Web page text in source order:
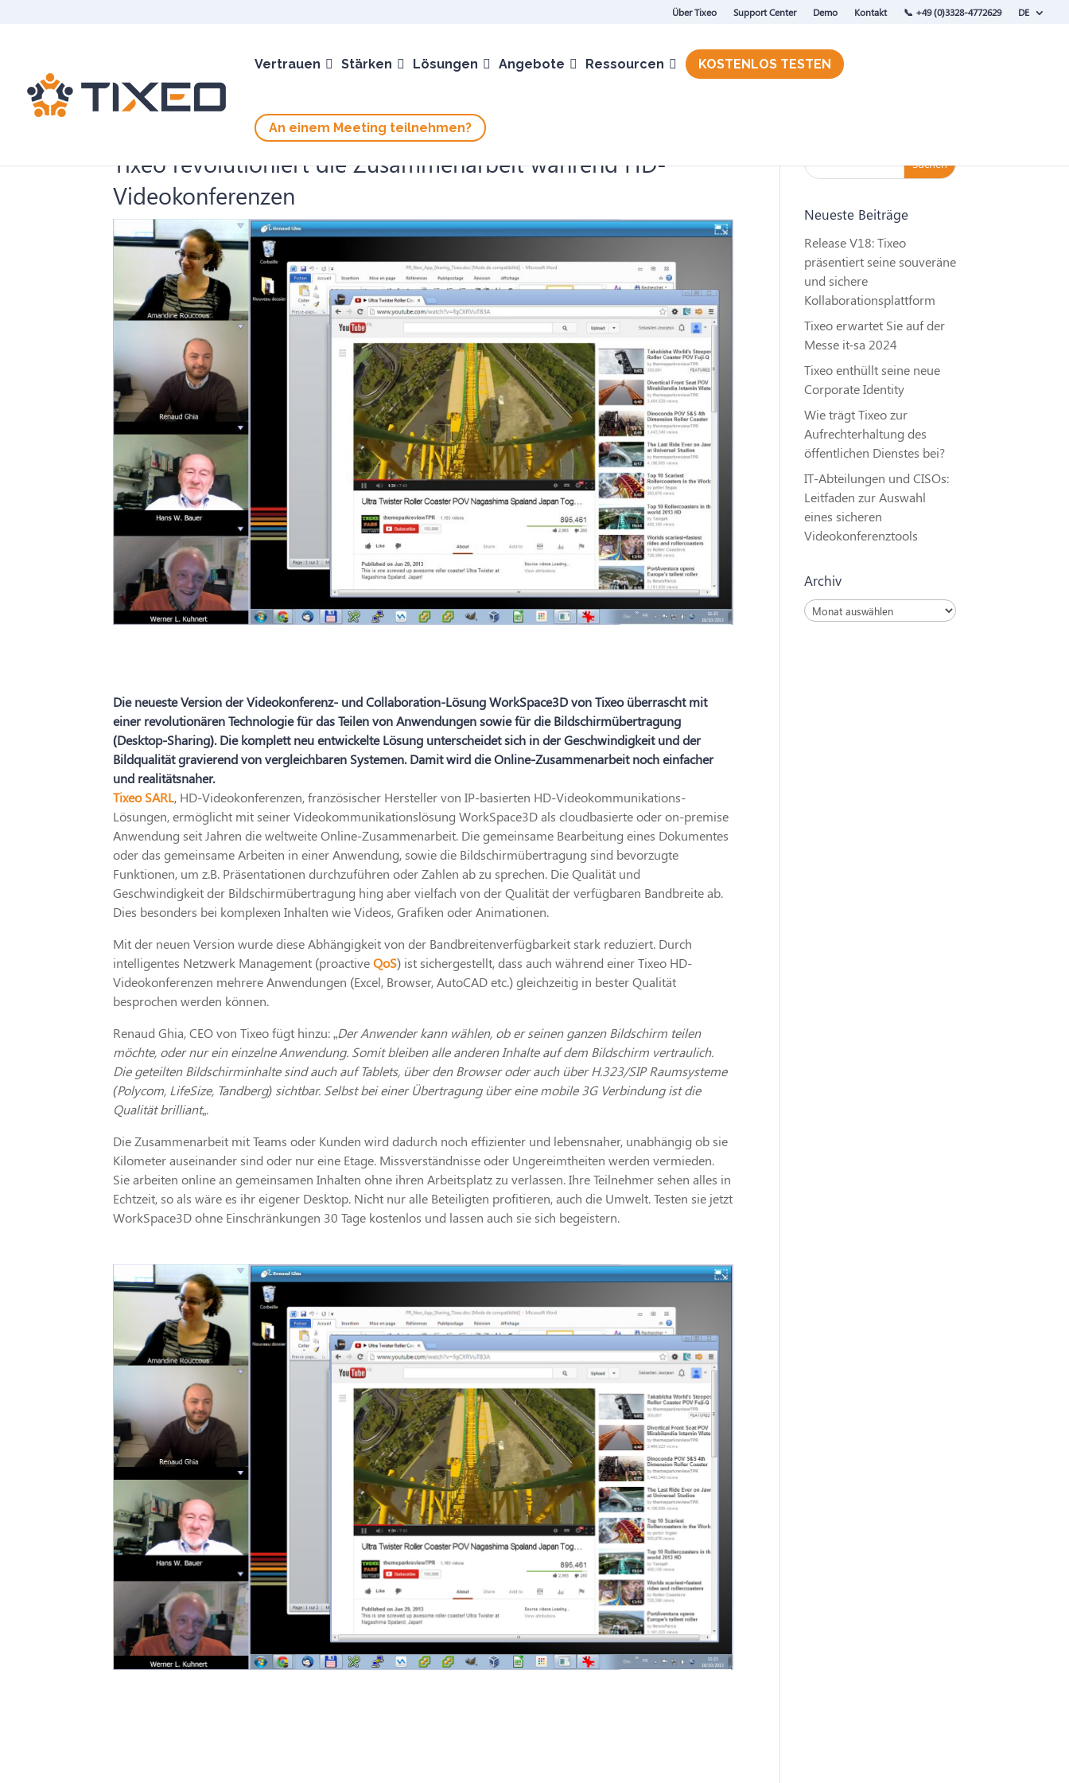
Über Tixeo Support Center Demo Kontakt ‭📞 +49 (0)3328-4772629 DE
Vertrauen Stärken Lösungen Angebote Ressourcen KOSTENLOS TESTEN
An einem Meeting teilnehmen?
Tixeo revolutioniert die Zusammenarbeit während HD-
Videokonferenzen
Die neueste Version der Videokonferenz- und Collaboration-Lösung WorkSpace3D von Tixeo überrascht mit
einer revolutionären Technologie für das Teilen von Anwendungen sowie für die Bildschirmübertragung
(Desktop-Sharing). Die komplett neu entwickelte Lösung unterscheidet sich in der Geschwindigkeit und der
Bildqualität gravierend von vergleichbaren Systemen. Damit wird die Online-Zusammenarbeit noch einfacher
und realitätsnaher.
Tixeo SARL, HD-Videokonferenzen, französischer Hersteller von IP-basierten HD-Videokommunikations-
Lösungen, ermöglicht mit seiner Videokommunikationslösung WorkSpace3D als cloudbasierte oder on-premise
Anwendung seit Jahren die weltweite Online-Zusammenarbeit. Die gemeinsame Bearbeitung eines Dokumentes
oder das gemeinsame Arbeiten in einer Anwendung, sowie die Bildschirmübertragung sind bevorzugte
Funktionen, um z.B. Präsentationen durchzuführen oder Zahlen ab zu sprechen. Die Qualität und
Geschwindigkeit der Bildschirmübertragung hing aber vielfach von der Qualität der verfügbaren Bandbreite ab.
Dies besonders bei komplexen Inhalten wie Videos, Grafiken oder Animationen.
Mit der neuen Version wurde diese Abhängigkeit von der Bandbreitenverfügbarkeit stark reduziert. Durch
intelligentes Netzwerk Management (proactiveQoS) ist sichergestellt, dass auch während einer Tixeo HD-
Videokonferenzen mehrere Anwendungen (Excel, Browser, AutoCAD etc.) gleichzeitig in bester Qualität
besprochen werden können.
Renaud Ghia, CEO von Tixeo fügt hinzu: „Der Anwender kann wählen, ob er seinen ganzen Bildschirm teilen
möchte, oder nur ein einzelne Anwendung. Somit bleiben alle anderen Inhalte auf dem Bildschirm vertraulich.
Die geteilten Bildschirminhalte sind auch auf Tablets, über den Browser oder auch über H.323/SIP Raumsysteme
(Polycom, LifeSize, Tandberg) sichtbar. Selbst bei einer Übertragung über eine mobile 3G Verbindung ist die
Qualität brilliant„.
Die Zusammenarbeit mit Teams oder Kunden wird dadurch noch effizienter und lebensnaher, unabhängig ob sie
Kilometer auseinander sind oder nur eine Etage. Missverständnisse oder Ungereimtheiten werden vermieden.
Sie arbeiten online an gemeinsamen Inhalten ohne ihren Arbeitsplatz zu verlassen. Ihre Teilnehmer sehen alles in
Echtzeit, so als wäre es ihr eigener Desktop. Nicht nur alle Beteiligten profitieren, auch die Umwelt. Testen sie jetzt
WorkSpace3D ohne Einschränkungen 30 Tage kostenlos und lassen auch sie sich begeistern.
Neueste Beiträge
Release V18: Tixeo
präsentiert seine souveräne
und sichere
Kollaborationsplattform
Tixeo erwartet Sie auf der
Messe it-sa 2024
Tixeo enthüllt seine neue
Corporate Identity
Wie trägt Tixeo zur
Aufrechterhaltung des
öffentlichen Dienstes bei?
IT-Abteilungen und CISOs:
Leitfaden zur Auswahl
eines sicheren
Videokonferenztools
Archiv
Archiv